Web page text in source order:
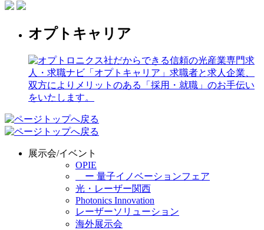
オプトキャリア
展示会/イベント
OPIE
ー 量子イノベーションフェア
光・レーザー関西
Photonics Innovation
レーザーソリューション
海外展示会